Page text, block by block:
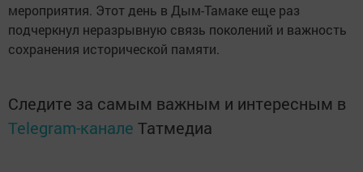
мероприятия. Этот день в Дым-Тамаке еще раз
подчеркнул неразрывную связь поколений и важность
сохранения исторической памяти.
Следите за самым важным и интересным в
Telegram-канале Татмедиа